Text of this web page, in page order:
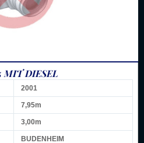
MIT DIESEL
2001
7,95m
3,00m
BUDENHEIM